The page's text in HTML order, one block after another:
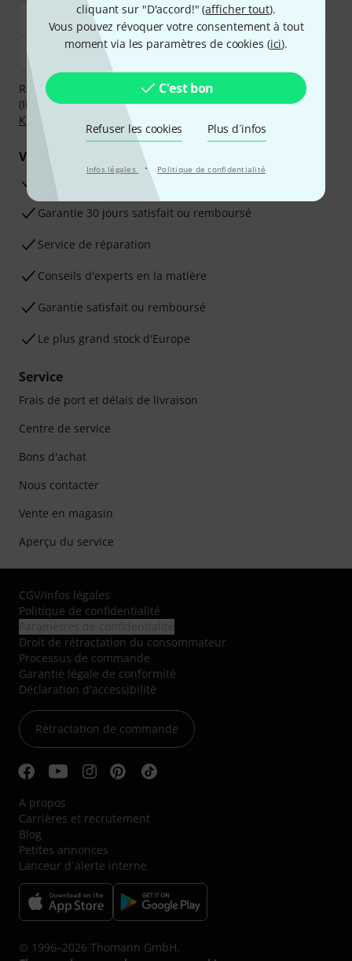
cliquant sur "D'accord!" (afficher tout).
Vous pouvez révoquer votre consentement à tout
moment via les paramètres de cookies (ici).
C'est bon
Refuser les cookies Plus d´infos
Infos légales · Politique de confidentialité
Réglez de manière sûre et sécurisée par Virement
(IBAN/BIC), PayPal, Amazon Pay,Klarna Payer Maintenant
Klarna Payer en 3 fois
Vos avantages
Ga­ran­tie Thomann 3 ans
Garantie 30 jours satisfait ou remboursé
Service de réparation
Conseils d'experts en la matière
Garantie satisfait ou remboursé
Le plus grand stock d'Europe
Service
Frais de port et délais de livraison
Centre de service
Bons d'achat
Nous contacter
Vente en magasin
Aperçu du service
CGV/Infos légales
Politique de confidentialité
Droit de rétractation du consommateur
Processus de commande
Garantie légale de conformité
Déclaration d'accessibilité
Rétractation de commande
A propos
Carrières et recrutement
Blog
Petites annonces
Lanceur d´alerte interne
© 1996–2026 Thomann GmbH.